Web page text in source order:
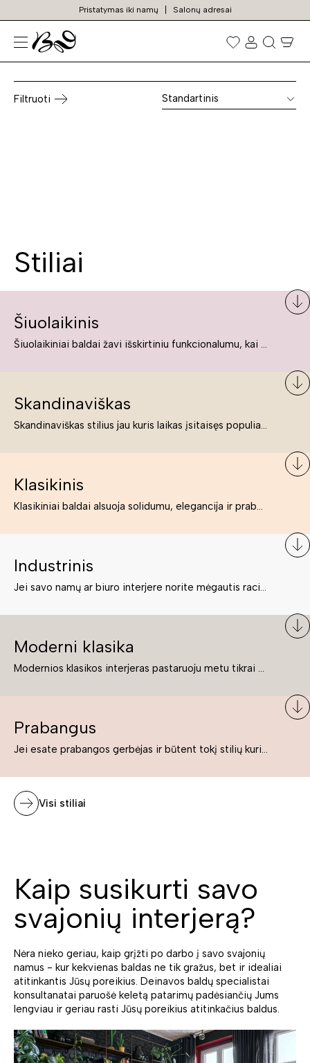
Pristatymas iki namų Salonų adresai
Prekių
paieška
Chesterfield kėdės
Filtruoti Standartinis
Stiliai
Šiuolaikinis
Šiuolaikiniai baldai žavi išskirtiniu funkcionalumu, kai kurie jų pelnytai net pavadinami meno kūriniais, nes jie tikrai yra išskirtiniai, originalūs ir puikiai atliepiantys į šiuolaikinių žmonių poreikius bei gyvenimo būdo ypatumus.
Skandinaviškas
Skandinaviškas stilius jau kuris laikas įsitaisęs populiariausiųjų sąraše. Namai, butai labai dažnai įrengiami remiantis būtent šio stiliaus ypatumais. Dėl švelnių spalvų, praktiškumo ir estetikos jis masina tuos, kurie neabejingi šviesiem ar neutralių spalvų koloritui, paprastumui, funkcionalumui, natūralumui ir stilingai estetikai. Platų skandinaviškų baldų spektrą rasite „Deinavos baldų“ asortimente.
Klasikinis
Klasikiniai baldai alsuoja solidumu, elegancija ir prabanga. Paprastai jie būna masyvūs, kuria didybės įspūdį. Neabejotinai jie bus geriausias pasirinkimas estetiškam ir rafinuotam klasikiniam namų interjerui. Kartais klasikiniai baldai traktuojami kaip senoviniai, bet tai ne tiesa – klasika yra stilius, neišsemiama elegancija ir rafinuotumas.
Industrinis
Jei savo namų ar biuro interjere norite mėgautis racionaliai išnaudotomis erdvėmis, funkcionalumu ir esate neabejingi tamsesniam koloritui bei praktiškiems sprendimams, tuomet industrinis stilius bus būtent tai, ko Jums reikia. O industrinio stiliaus baldus išsirinksite mūsų asortimente.
Moderni klasika
Modernios klasikos interjeras pastaruoju metu tikrai yra „ant bangos“. Tie, kurie nenori pernelyg nutolti nuo klasikos, bet drauge žavisi šiuolaikiškais sprendimais, su malonumu savo namuose kuria klasikos ir modernaus interjero tandemą – elegantišką, subtilų ir žavingą.
Prabangus
Jei esate prabangos gerbėjas ir būtent tokį stilių kuriate savo namuose ar biure, tuomet solidūs, prabangūs baldai nepriekaištingai įsilies į Jūsų kuriamą interjerą.
Visi stiliai
Kaip susikurti savo
svajonių interjerą?
Nėra nieko geriau, kaip grįžti po darbo į savo svajonių
namus - kur kekvienas baldas ne tik gražus, bet ir idealiai
atitinkantis Jūsų poreikius. Deinavos baldų specialistai
konsultanatai paruošė keletą patarimų padėsiančių Jums
lengviau ir geriau rasti Jūsų poreikius atitinkačius baldus.